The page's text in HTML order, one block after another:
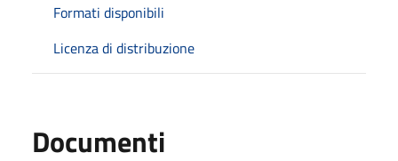
Formati disponibili
Licenza di distribuzione
Documenti